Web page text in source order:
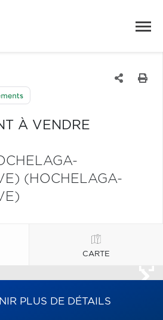
À VENDRE
(HOCHELAGA-
CARTE
PLUS DE DÉTAILS